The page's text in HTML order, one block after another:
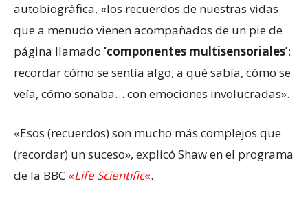
autobiográfica, «los recuerdos de nuestras vidas
que a menudo vienen acompañados de un pie de
página llamado ‘componentes multisensoriales’:
recordar cómo se sentía algo, a qué sabía, cómo se
veía, cómo sonaba… con emociones involucradas».
«Esos (recuerdos) son mucho más complejos que
(recordar) un suceso», explicó Shaw en el programa
de la BBC «Life Scientific«.